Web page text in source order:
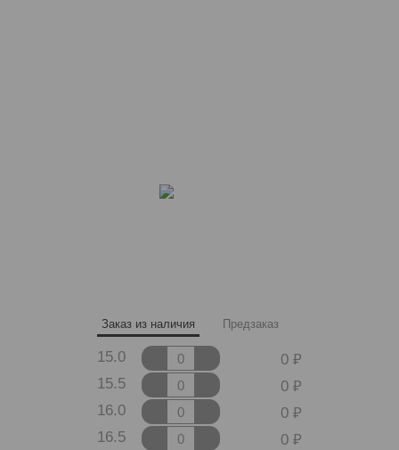
Заказ из наличия Предзаказ
15.0
0
15.5
0
16.0
0
16.5
0